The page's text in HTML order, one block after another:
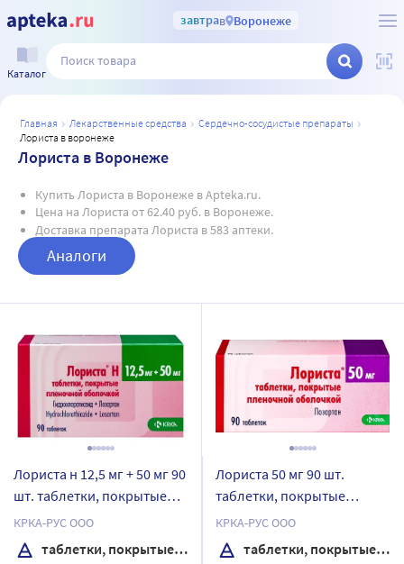
завтрав Воронеже
Каталог
главная лекарственные средства
сердечно-сосудистые препараты
лориста в воронеже
Лориста в Воронеже
Купить Лориста в Воронеже в Apteka.ru.
Цена на Лориста от 62.40 руб. в Воронеже.
Доставка препарата Лориста в 583 аптеки.
Аналоги
Лориста н 12,5 мг + 50 мг 90
шт. таблетки, покрытые
пленочной оболочкой
КРКА-РУС ООО
таблетки, покрытые пленочной оболочкой
Лориста 50 мг 90 шт.
таблетки, покрытые
пленочной оболочкой
КРКА-РУС ООО
таблетки, покрытые пленочной оболочкой